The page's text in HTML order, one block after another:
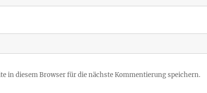
in diesem Browser für die nächste Kommentierung speichern.